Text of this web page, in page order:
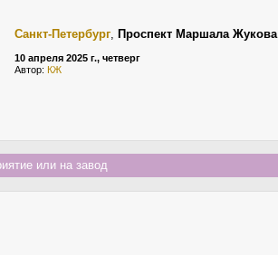
Санкт-Петербург, Проспект Маршала Жукова
10 апреля 2025 г., четверг
Автор: КЖ
или на завод